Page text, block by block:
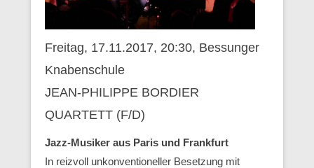
Freitag, 17.11.2017, 20:30, Bessunger
Knabenschule
JEAN-PHILIPPE BORDIER
QUARTETT (F/D)
Jazz-Musiker aus Paris und Frankfurt
In reizvoll unkonventioneller Besetzung mit